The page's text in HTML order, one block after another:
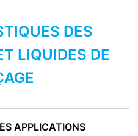
DES
LIQUIDES DE
APPLICATIONS